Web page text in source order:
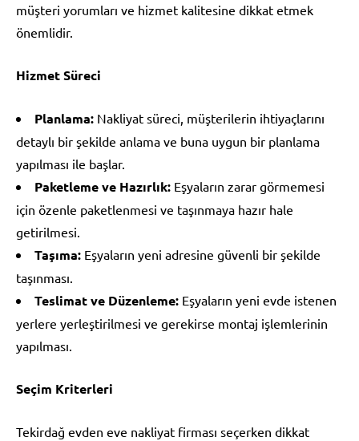
müşteri yorumları ve hizmet kalitesine dikkat etmek
önemlidir.
Hizmet Süreci
Planlama: Nakliyat süreci, müşterilerin ihtiyaçlarını
detaylı bir şekilde anlama ve buna uygun bir planlama
yapılması ile başlar.
Paketleme ve Hazırlık: Eşyaların zarar görmemesi
için özenle paketlenmesi ve taşınmaya hazır hale
getirilmesi.
Taşıma: Eşyaların yeni adresine güvenli bir şekilde
taşınması.
Teslimat ve Düzenleme: Eşyaların yeni evde istenen
yerlere yerleştirilmesi ve gerekirse montaj işlemlerinin
yapılması.
Seçim Kriterleri
Tekirdağ evden eve nakliyat firması seçerken dikkat